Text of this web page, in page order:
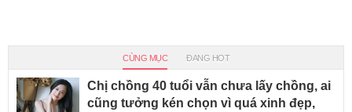
CÙNG MỤC ĐANG HOT
Chị chồng 40 tuổi vẫn chưa lấy chồng, ai
cũng tưởng kén chọn vì quá xinh đẹp,